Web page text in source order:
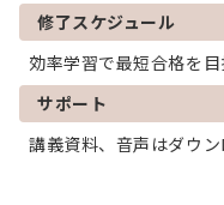
修了スケジュール
効率学習で最短合格を目
サポート
講義資料、音声はダウン